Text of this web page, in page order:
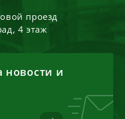
проезд
4 этаж
новости и